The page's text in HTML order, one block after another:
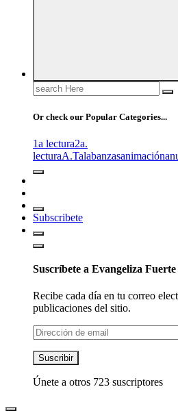
Search
for:
Or check our Popular Categories...
1a lectura2a.
lecturaA.Talabanzasanimación
Subscribete
Suscríbete a Evangeliza Fuerte
Recibe cada día en tu correo
publicaciones del sitio.
Dirección
de
email
Suscribir
Únete a otros 723 suscriptores